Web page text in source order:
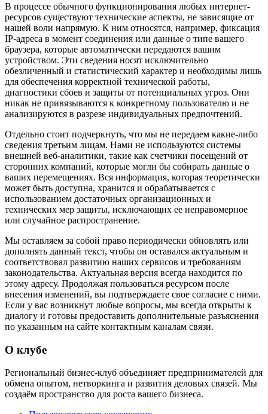
В процессе обычного функционирования любых интернет-
ресурсов существуют технические аспекты, не зависящие от
нашей воли напрямую. К ним относятся, например, фиксация
IP-адреса в момент соединения или данные о типе вашего
браузера, которые автоматически передаются вашим
устройством. Эти сведения носят исключительно
обезличенный и статистический характер и необходимы лишь
для обеспечения корректной технической работы,
диагностики сбоев и защиты от потенциальных угроз. Они
никак не привязываются к конкретному пользователю и не
анализируются в разрезе индивидуальных предпочтений.
Отдельно стоит подчеркнуть, что мы не передаем какие-либо
сведения третьим лицам. Нами не используются системы
внешней веб-аналитики, такие как счетчики посещений от
сторонних компаний, которые могли бы собирать данные о
ваших перемещениях. Вся информация, которая теоретически
может быть доступна, хранится и обрабатывается с
использованием достаточных организационных и
технических мер защиты, исключающих ее неправомерное
или случайное распространение.
Мы оставляем за собой право периодически обновлять или
дополнять данный текст, чтобы он оставался актуальным и
соответствовал развитию наших сервисов и требованиям
законодательства. Актуальная версия всегда находится по
этому адресу. Продолжая пользоваться ресурсом после
внесения изменений, вы подтверждаете свое согласие с ними.
Если у вас возникнут любые вопросы, мы всегда открыты к
диалогу и готовы предоставить дополнительные разъяснения
по указанным на сайте контактным каналам связи.
О клубе
Региональный бизнес-клуб объединяет предпринимателей для
обмена опытом, нетворкинга и развития деловых связей. Мы
создаём пространство для роста вашего бизнеса.